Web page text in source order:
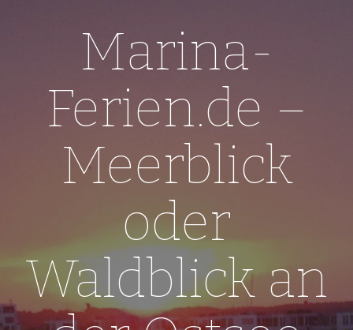
Marina-
Ferien.de –
Meerblick
oder
Waldblick an